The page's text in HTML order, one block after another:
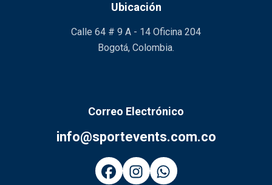
Ubicación
Calle 64 # 9 A - 14 Oficina 204
Bogotá, Colombia.
Correo Electrónico
info@sportevents.com.co